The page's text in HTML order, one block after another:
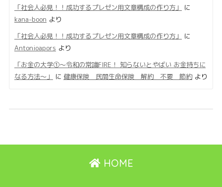
「社会人必見！！成功するプレゼン用文章構成の作り方」
に
kana-boon より
「社会人必見！！成功するプレゼン用文章構成の作り方」
に
Antonioapors より
「お金の大学①〜令和の常識FIRE！ 知らないとやばい お金持ちに
なる方法〜」
に 健康保険 民間生命保険 解約 不要 節約より
HOME